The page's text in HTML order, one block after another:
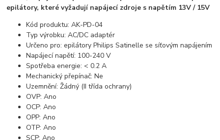
epilátory, které vyžadují napájecí zdroje s napětím 13V / 15V
Kód produktu: AK-PD-04
Typ výrobku: AC/DC adaptér
Určeno pro: epilátory Philips Satinelle se síťovým napájením
Napájecí napětí: 100-240 V
Spotřeba energie: < 0.2 A
Mechanický přepínač: Ne
Uzemnění: Žádný (II třída ochrany)
OVP: Ano
OCP: Ano
OPP: Ano
OTP: Ano
SCP: Ano